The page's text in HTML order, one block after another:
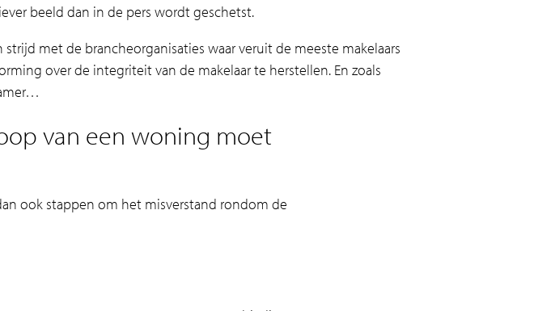
beeld dan in de pers wordt geschetst.
met de brancheorganisaties waar veruit de meeste makelaars
over de integriteit van de makelaar te herstellen. En zoals
van een woning moet
ook stappen om het misverstand rondom de